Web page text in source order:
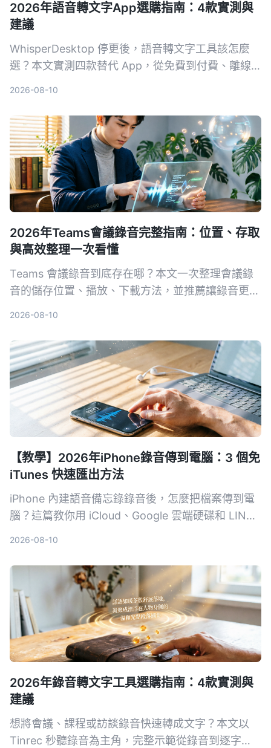
2026年語音轉文字App選購指南：4款實測與
建議
WhisperDesktop 停更後，語音轉文字工具該怎麼
選？本文實測四款替代 App，從免費到付費、離線
2026-08-10
2026年Teams會議錄音完整指南：位置、存取
與高效整理一次看懂
Teams 會議錄音到底存在哪？本文一次整理會議錄
音的儲存位置、播放、下載方法，並推薦讓錄音更好
2026-08-10
【教學】2026年iPhone錄音傳到電腦：3 個免
iTunes 快速匯出方法
iPhone 內建語音備忘錄錄音後，怎麼把檔案傳到電
腦？這篇教你用 iCloud、Google 雲端硬碟和 LINE
2026-08-10
2026年錄音轉文字工具選購指南：4款實測與
建議
想將會議、課程或訪談錄音快速轉成文字？本文以
Tinrec 秒聽錄音為主角，完整示範從錄音到逐字